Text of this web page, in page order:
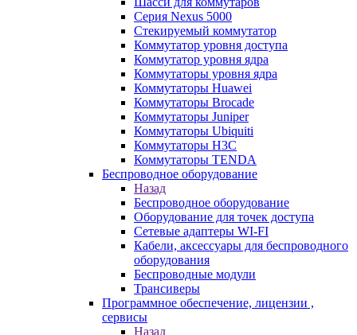
Серия Nexus 5000
Стекируемый коммутатор
Коммутатор уровня доступа
Коммутатор уровня ядра
Коммутаторы уровня ядра
Коммутаторы Huawei
Коммутаторы Brocade
Коммутаторы Juniper
Коммутаторы Ubiquiti
Коммутаторы H3C
Коммутаторы TENDA
Беспроводное оборудование
Назад
Беспроводное оборудование
Оборудование для точек доступа
Сетевые адаптеры WI-FI
Кабели, аксессуары для беспроводного
оборудования
Беспроводные модули
Трансиверы
Программное обеспечение, лицензии ,
сервисы
Назад